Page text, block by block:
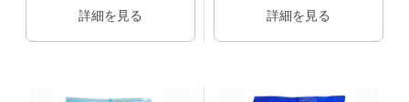
詳細を見る 詳細を見る